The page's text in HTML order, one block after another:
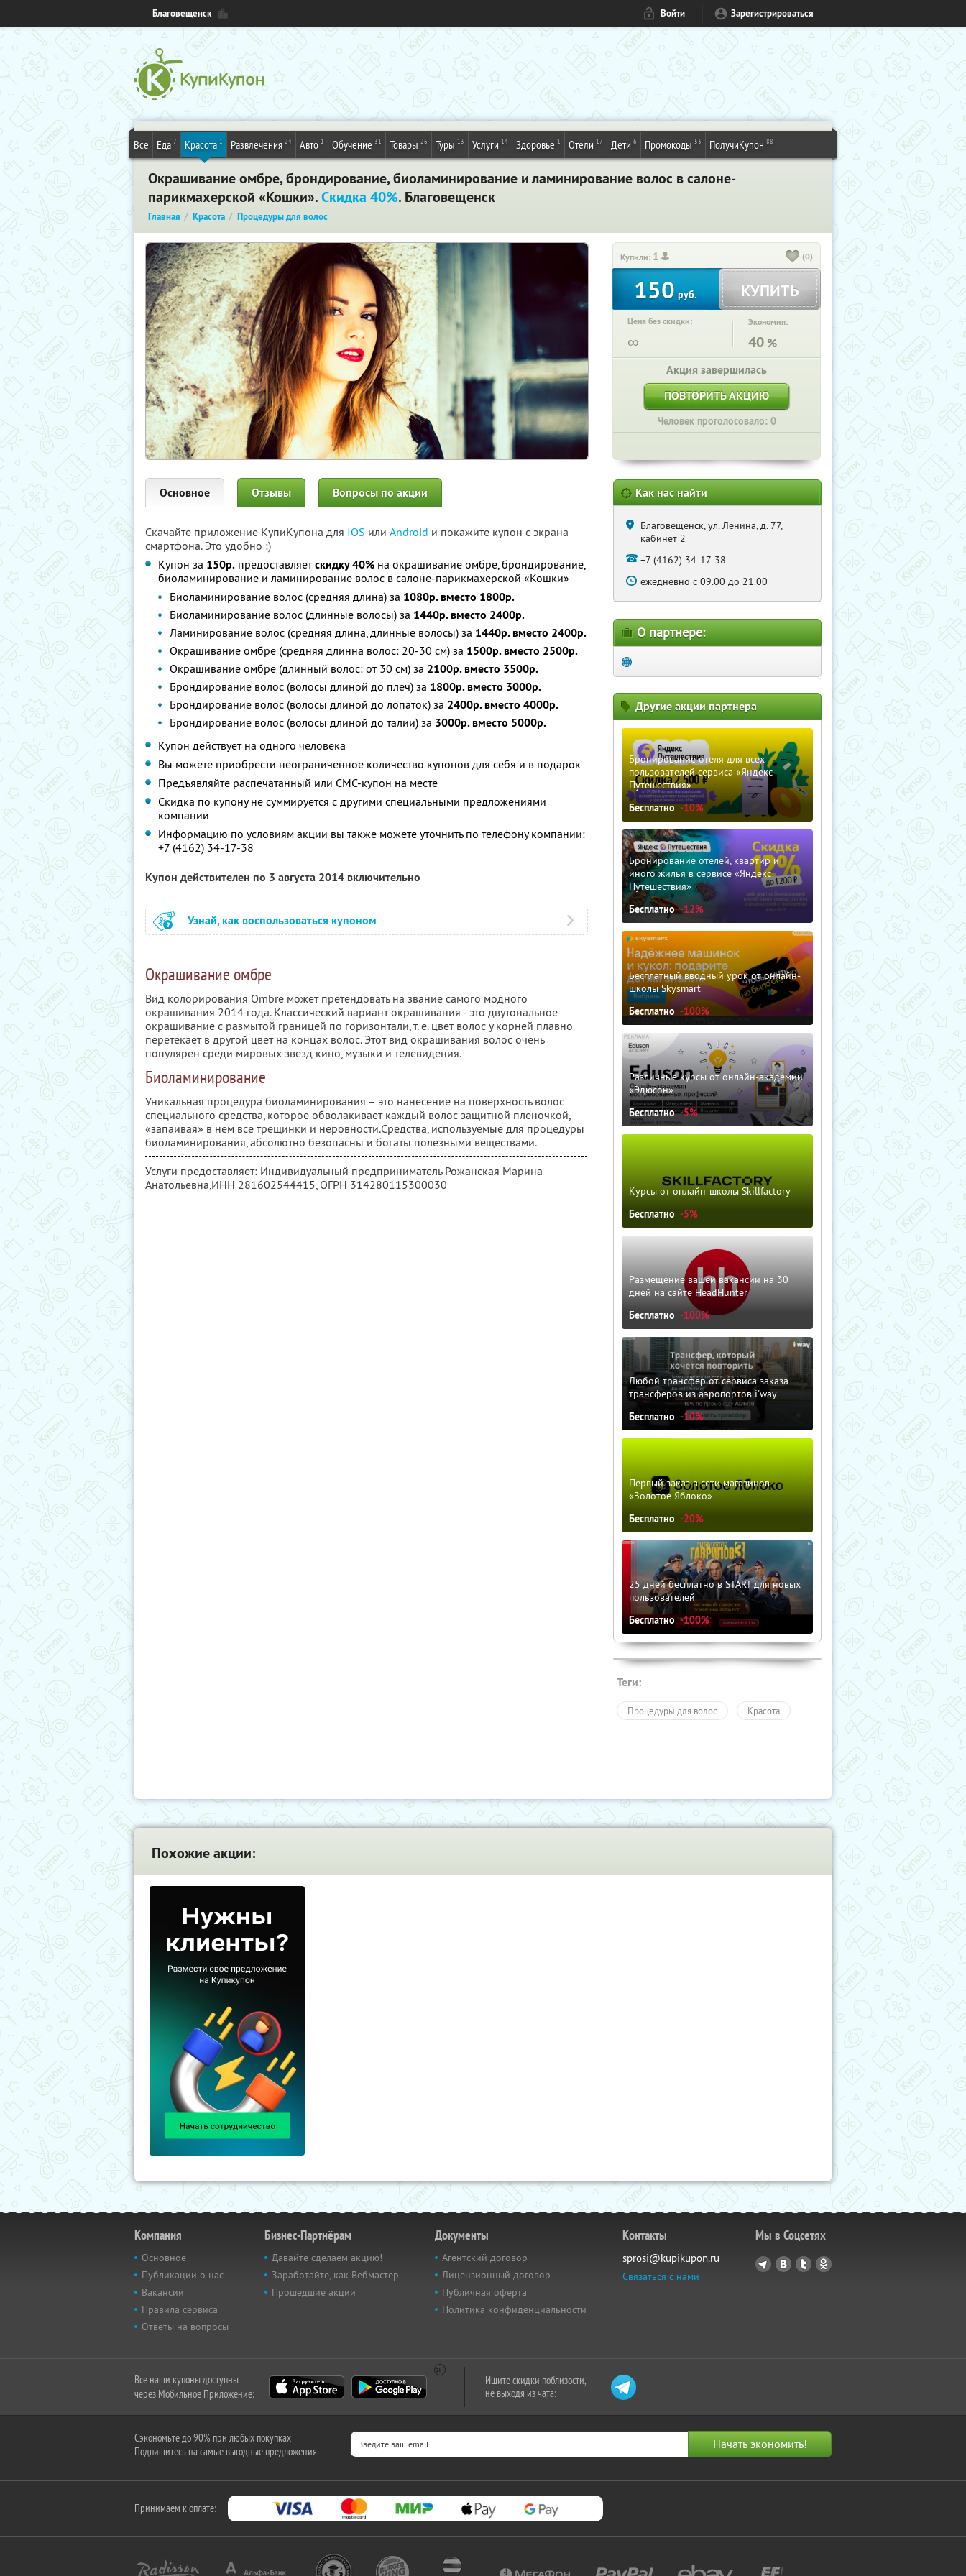
Благовещенск Войти Зарегистрироваться
Все Еда 7 Красота 1 Развлечения 24 Авто 1 Обучение 31 Товары 26 Туры 13 Услуги 14 Здоровье 1 Отели 17 Дети 6 Промокоды 53 ПолучиКупон 88
Окрашивание омбре, брондирование, биоламинирование и ламинирование волос в салоне-
парикмахерской «Кошки».Скидка 40%. Благовещенск
Главная Красота Процедуры для волос
Купили: 1 (0)
150 руб. КУПИТЬ
Цена без скидки:
∞
Экономия:
40 %
Акция завершилась
ПОВТОРИТЬ АКЦИЮ
Человек проголосовало: 0
Основное Отзывы Вопросы по акции
Скачайте приложение КупиКупона для IOS или Android и покажите купон с экрана
смартфона. Это удобно :)
Купон за 150р. предоставляетскидку 40% на окрашивание омбре, брондирование,
биоламинирование и ламинирование волос в салоне-парикмахерской «Кошки»
Биоламинирование волос (средняя длина) за 1080р. вместо 1800р.
Биоламинирование волос (длинные волосы) за 1440р. вместо 2400р.
Ламинирование волос (средняя длина, длинные волосы) за 1440р. вместо 2400р.
Окрашивание омбре (средняя длинна волос: 20-30 см) за 1500р. вместо 2500р.
Окрашивание омбре (длинный волос: от 30 см) за 2100р. вместо 3500р.
Брондирование волос (волосы длиной до плеч) за 1800р. вместо 3000р.
Брондирование волос (волосы длиной до лопаток) за 2400р. вместо 4000р.
Брондирование волос (волосы длиной до талии) за 3000р. вместо 5000р.
Купон действует на одного человека
Вы можете приобрести неограниченное количество купонов для себя и в подарок
Предъявляйте распечатанный или СМС-купон на месте
Скидка по купону не суммируется с другими специальными предложениями
компании
Информацию по условиям акции вы также можете уточнить по телефону компании:
+7 (4162) 34-17-38
Купон действителен по 3 августа 2014 включительно
Узнай, как воспользоваться купоном
Окрашивание омбре
Вид колорирования Ombre может претендовать на звание самого модного
окрашивания 2014 года. Классический вариант окрашивания - это двутональное
окрашивание с размытой границей по горизонтали, т. е. цвет волос у корней плавно
перетекает в другой цвет на концах волос. Этот вид окрашивания волос очень
популярен среди мировых звезд кино, музыки и телевидения.
Биоламинирование
Уникальная процедура биоламинирования – это нанесение на поверхность волос
специального средства, которое обволакивает каждый волос защитной пленочкой,
«запаивая» в нем все трещинки и неровности.Средства, используемые для процедуры
биоламинирования, абсолютно безопасны и богаты полезными веществами.
Услуги предоставляет: Индивидуальный предприниматель Рожанская Марина
Анатольевна,ИНН 281602544415, ОГРН 314280115300030
Как нас найти
Благовещенск, ул. Ленина, д. 77,
кабинет 2
+7 (4162) 34-17-38
ежедневно с 09.00 до 21.00
О партнере:
-
Другие акции партнера
Бронирование отеля для всех
пользователей сервиса «Яндекс
Путешествия»
Бесплатно -10%
Бронирование отелей, квартир и
иного жилья в сервисе «Яндекс
Путешествия»
Бесплатно -12%
Бесплатный вводный урок от онлайн-
школы Skysmart
Бесплатно -100%
Различные курсы от онлайн-академии
«Эдюсон»
Бесплатно -5%
Курсы от онлайн-школы Skillfactory
Бесплатно -5%
Размещение вашей вакансии на 30
дней на сайте HeadHunter
Бесплатно -100%
Любой трансфер от сервиса заказа
трансферов из аэропортов i'way
Бесплатно -10%
Первый заказ в сети магазинов
«Золотое Яблоко»
Бесплатно -20%
25 дней бесплатно в START для новых
пользователей
Бесплатно -100%
Теги:
Процедуры для волос Красота
Похожие акции:
Компания
Основное
Публикации о нас
Вакансии
Правила сервиса
Ответы на вопросы
Бизнес-Партнёрам
Давайте сделаем акцию!
Заработайте, как Вебмастер
Прошедшие акции
Документы
Агентский договор
Лицензионный договор
Публичная оферта
Политика конфиденциальности
Контакты
sprosi@kupikupon.ru
Связаться с нами
Мы в Соцсетях
Все наши купоны доступны
через Мобильное Приложение:
Ищите скидки поблизости,
не выходя из чата:
Сэкономьте до 90% при любых покупках
Подпишитесь на самые выгодные предложения
Принимаем к оплате: